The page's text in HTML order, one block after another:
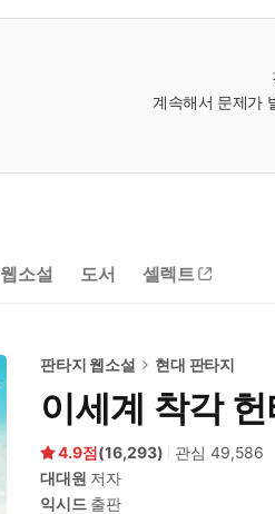
계속해서 문제가
웹소설 도서 셀렉트
판타지 웹소설 현대 판타지
이세계 착각 헌
4.9 (16,293) 관심 49,586
대대원 저자
익시드 출판